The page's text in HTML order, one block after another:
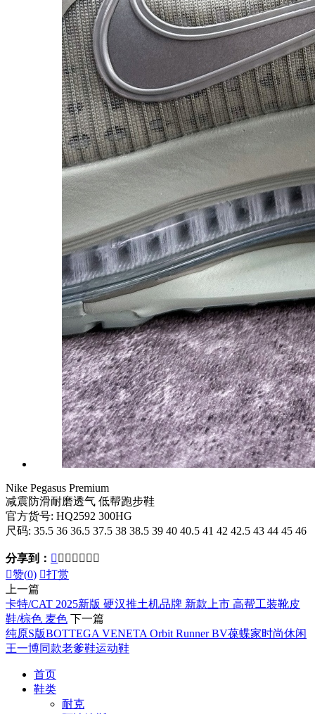
Nike Pegasus Premium
减震防滑耐磨透气 低帮跑步鞋
官方货号: HQ2592 300HG
尺码: 35.5 36 36.5 37.5 38 38.5 39 40 40.5 41 42 42.5 43 44 45 46
分享到：       
赞(0) 打赏
上一篇
卡特/CAT 2025新版 硬汉推土机品牌 新款上市 高帮工装靴皮
鞋/棕色 麦色 下一篇
纯原S版BOTTEGA VENETA Orbit Runner BV葆蝶家时尚休闲
王一博同款老爹鞋运动鞋
首页
鞋类
耐克